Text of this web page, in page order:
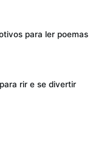
para ler poemas
rir e se divertir